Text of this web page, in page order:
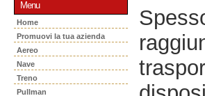
Menu
Home
Promuovi la tua azienda
Aereo
Nave
Treno
Pullman